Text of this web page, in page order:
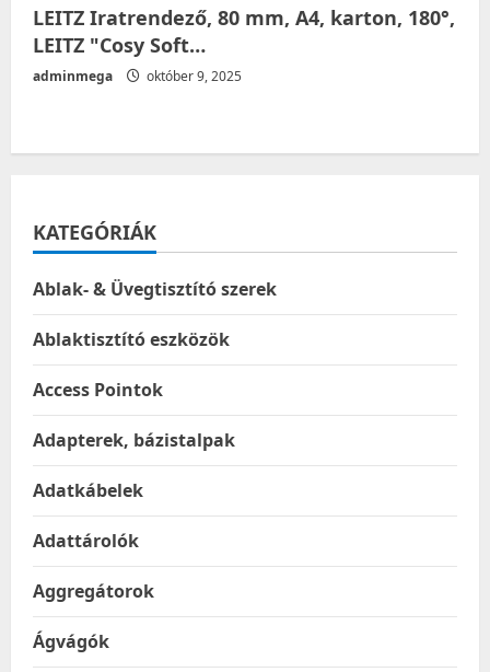
LEITZ Iratrendező, 80 mm, A4, karton, 180°,
LEITZ "Cosy Soft…
adminmega október 9, 2025
KATEGÓRIÁK
Ablak- & Üvegtisztító szerek
Ablaktisztító eszközök
Access Pointok
Adapterek, bázistalpak
Adatkábelek
Adattárolók
Aggregátorok
Ágvágók